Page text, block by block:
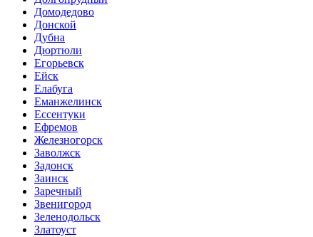
Домодедово
Донской
Дубна
Дюртюли
Егорьевск
Ейск
Елабуга
Еманжелинск
Ессентуки
Ефремов
Железногорск
Заволжск
Задонск
Заинск
Заречный
Звенигород
Зеленодольск
Златоуст